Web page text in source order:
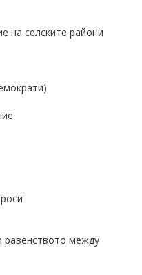
на селските райони
равенството между